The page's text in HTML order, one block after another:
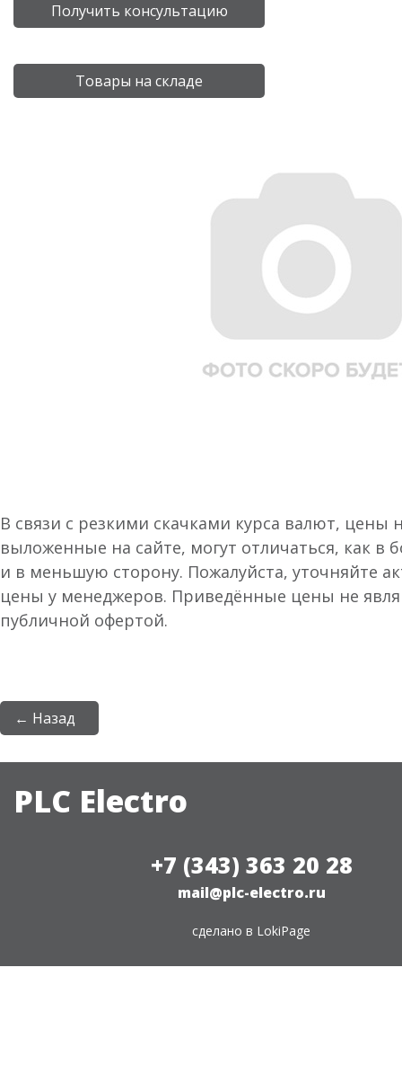
Получить консультацию
Товары на складе
В связи с резкими скачками курса валют, цены
выложенные на сайте, могут отличаться, как в
и в меньшую сторону. Пожалуйста, уточняйте
цены у менеджеров. Приведённые цены не
публичной офертой.
← Назад
PLC Electro
+7 (343) 363 20 28
mail@plc-electro.ru
сделано в LokiPage